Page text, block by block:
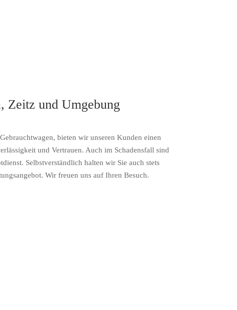
Zeitz und Umgebung
bieten wir unseren Kunden einen
und Vertrauen. Auch im Schadensfall sind
Selbstverständlich halten wir Sie auch stets
Wir freuen uns auf Ihren Besuch.